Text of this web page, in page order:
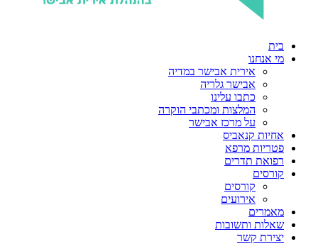
בית
מי אנחנו
אירית אבישר במדיה
אבישר גלריה
כתבו עלינו
המלצות ומכתבי הוקרה
על מרכז אבישר
אחיות קנאביס
פטריות מרפא
רפואת תדרים
קורסים
קורסים
אירועים
מאמרים
שאלות ותשובות
יצירת קשר